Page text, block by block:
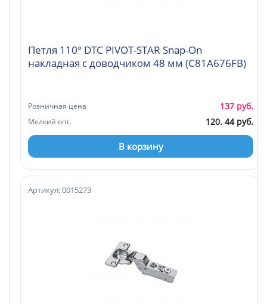
Петля 110° DTC PIVOT-STAR Snap-On
накладная с доводчиком 48 мм (C81A676FB)
Розничная цена 137 руб.
Мелкий опт. 120. 44 руб.
В корзину
Артикул: 0015273